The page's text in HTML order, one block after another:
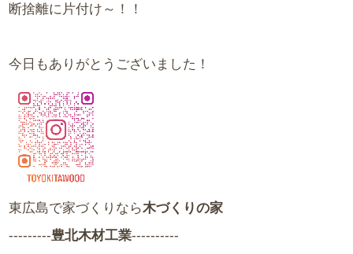
断捨離に片付け～！！
今日もありがとうございました！
東広島で家づくりなら木づくりの家
---------豊北木材工業----------